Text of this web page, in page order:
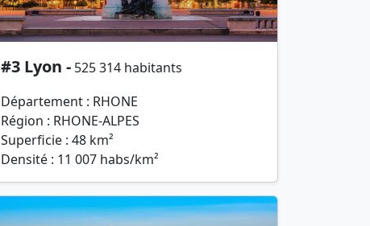
#3 Lyon - 525 314 habitants
Département : RHONE
Région : RHONE-ALPES
Superficie : 48 km²
Densité : 11 007 habs/km²